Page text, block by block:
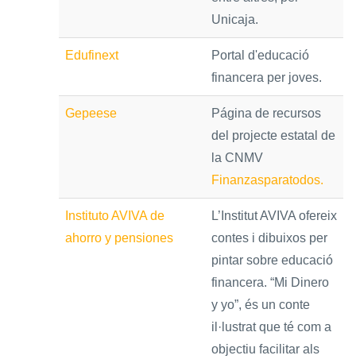
Unicaja.
Edufinext
Portal d'educació
financera per joves.
Gepeese
Página de recursos
del projecte estatal de
la CNMV
Finanzasparatodos.
Instituto AVIVA de
ahorro y pensiones
L’Institut AVIVA ofereix
contes i dibuixos per
pintar sobre educació
financera. “Mi Dinero
y yo”, és un conte
il·lustrat que té com a
objectiu facilitar als